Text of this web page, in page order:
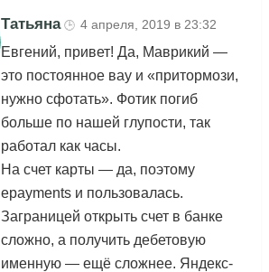
Татьяна 🕒 4 апреля, 2019 в 23:32
Евгений, привет! Да, Маврикий —
это постоянное вау и «притормози,
нужно сфотать». Фотик погиб
больше по нашей глупости, так
работал как часы.
На счет карты — да, поэтому
epayments и пользовалась.
Заграницей открыть счет в банке
сложно, а получить дебетовую
именную — ещё сложнее. Яндекс-